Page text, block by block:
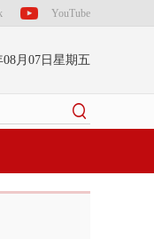
YouTube
08月07日星期五